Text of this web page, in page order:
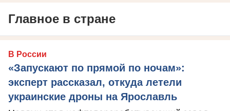
Главное в стране
В России
«Запускают по прямой по ночам»:
эксперт рассказал, откуда летели
украинские дроны на Ярославль